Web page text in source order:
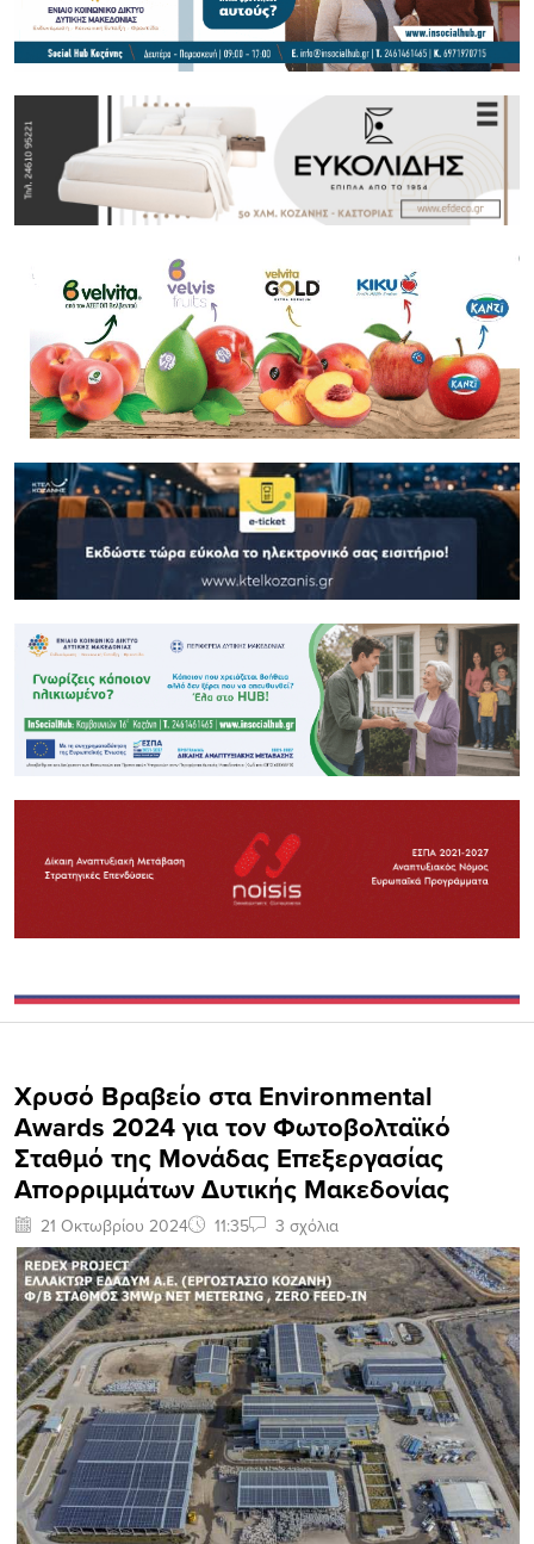
Χρυσό Βραβείο στα Environmental
Awards 2024 για τον Φωτοβολταϊκό
Σταθμό της Μονάδας Επεξεργασίας
Απορριμμάτων Δυτικής Μακεδονίας
21 Οκτωβρίου 2024 11:35 3 σχόλια